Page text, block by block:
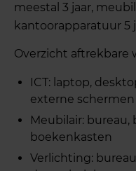
meestal 3 jaar,
kantoorapparatuur 5
Overzicht aftrekbare
ICT: laptop,
externe schermen
Meubilair: bureau,
boekenkasten
Verlichting: